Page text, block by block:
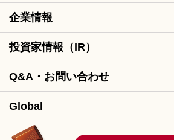
企業情報
投資家情報（IR）
Q&A・お問い合わせ
Global